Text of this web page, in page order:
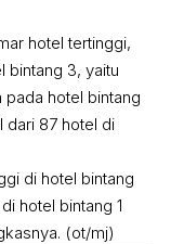
hotel tertinggi,
bintang 3, yaitu
hotel bintang
dari 87 hotel di
di hotel bintang
hotel bintang 1
(ot/mj)